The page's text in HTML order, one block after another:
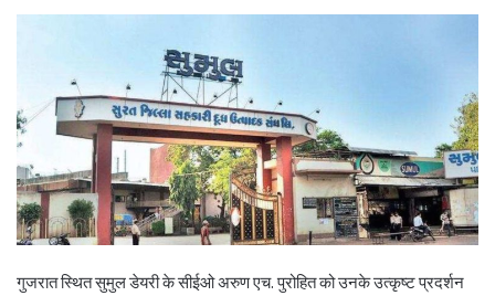
गुजरात स्थित सुमुल डेयरी के सीईओ अरुण एच. पुरोहित को उनके उत्कृष्ट प्रदर्शन